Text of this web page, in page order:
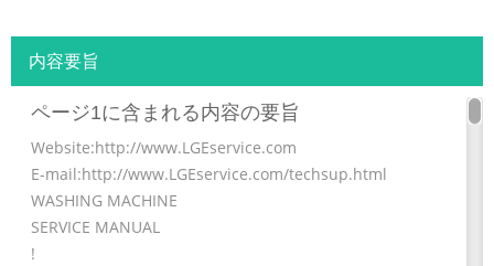
内容要旨
ページ1に含まれる内容の要旨
Website:http://www.LGEservice.com
E-mail:http://www.LGEservice.com/techsup.html
WASHING MACHINE
SERVICE MANUAL
!